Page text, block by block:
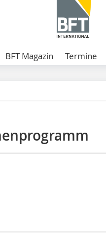
BFT Magazin Termine